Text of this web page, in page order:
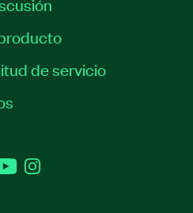
de servicio
YouTubeInstagram